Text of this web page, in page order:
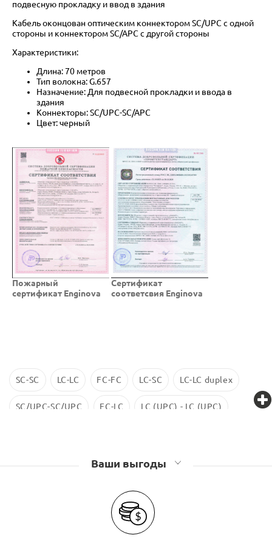
подвесную прокладку и ввод в здания
Кабель оконцован оптическим коннектором SC/UPC с одной
стороны и коннектором SC/APC с другой стороны
Характеристики:
Длина: 70 метров
Тип волокна: G.657
Назначение: Для подвесной прокладки и ввода в
здания
Коннекторы: SC/UPC-SC/APC
Цвет: черный
Пожарный
сертификат Enginova
Cертификат
соответсвия Enginova
SC-SC LC-LC FC-FC LC-SC LC-LC duplex
SC/UPC-SC/UPC FC-LC LC (UPC) - LC (UPC)
Ваши выгоды